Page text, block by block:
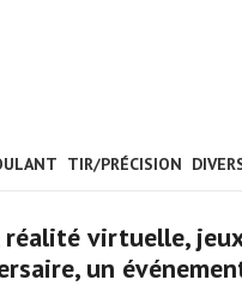
TIR/PRÉCISION
réalité virtuelle,
un